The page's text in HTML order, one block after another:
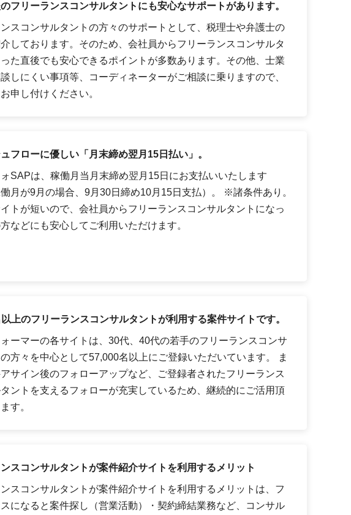
フリーランスコンサルタントにも安心なサポートがあります。
スコンサルタントの方々のサポートとして、税理士や弁護士の
しております。そのため、会社員からフリーランスコンサルタ
た直後でも安心できるポイントが多数あります。その他、士業
しにくい事項等、コーディネーターがご相談に乗りますので、
申し付けください。
フローに優しい「月末締め翌月15日払い」。
SAPは、稼働月当月末締め翌月15日にお支払いいたします
働月が9月の場合、9月30日締め10月15日支払）。 ※諸条件あり。
トが短いので、会社員からフリーランスコンサルタントになっ
などにも安心してご利用いただけます。
上のフリーランスコンサルタントが利用する案件サイトです。
ーマーの各サイトは、30代、40代の若手のフリーランスコンサ
方々を中心として57,000名以上にご登録いただいています。 ま
サイン後のフォローアップなど、ご登録者されたフリーランス
ントを支えるフォローが充実しているため、継続的にご活用頂
す。
スコンサルタントが案件紹介サイトを利用するメリット
スコンサルタントが案件紹介サイトを利用するメリットは、フ
になると案件探し（営業活動）・契約締結業務など、コンサル